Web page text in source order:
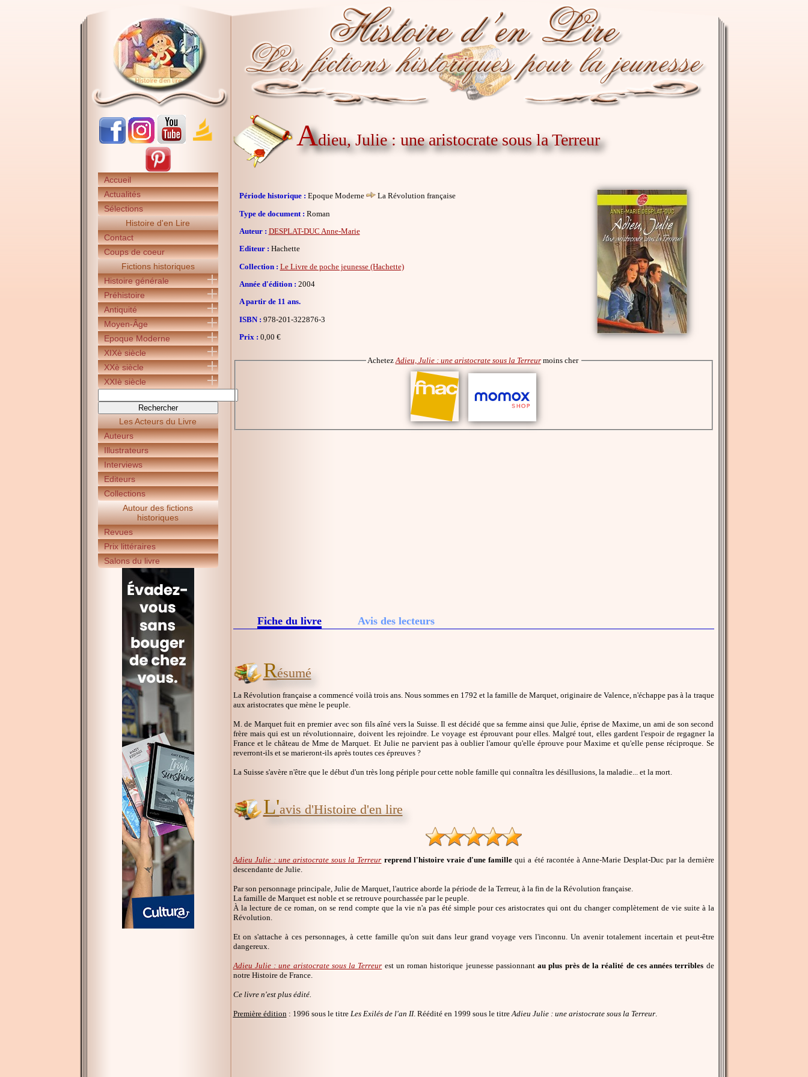
Accueil
Actualités
Sélections
Histoire d'en Lire
Contact
Coups de coeur
Fictions historiques
Histoire générale
Préhistoire
Antiquité
Moyen-Âge
Epoque Moderne
XIXè siècle
XXè siècle
XXIè siècle
Les Acteurs du Livre
Auteurs
Illustrateurs
Interviews
Editeurs
Collections
Autour des fictions
historiques
Revues
Prix littéraires
Salons du livre
Adieu, Julie : une aristocrate sous la Terreur
Période historique : Epoque Moderne
La Révolution française
Type de document : Roman
Auteur : DESPLAT-DUC Anne-Marie
Editeur : Hachette
Collection : Le Livre de poche jeunesse (Hachette)
Année d'édition : 2004
A partir de 11 ans.
ISBN : 978-201-322876-3
Prix : 0,00 €
AchetezAdieu, Julie : une aristocrate sous la Terreurmoins cher
Fiche du livre Avis des lecteurs
Résumé
La Révolution française a commencé voilà trois ans. Nous sommes en 1792 et la famille de Marquet, originaire de Valence, n'échappe pas à la traque
aux aristocrates que mène le peuple.
M. de Marquet fuit en premier avec son fils aîné vers la Suisse. Il est décidé que sa femme ainsi que Julie, éprise de Maxime, un ami de son second
frère mais qui est un révolutionnaire, doivent les rejoindre. Le voyage est éprouvant pour elles. Malgré tout, elles gardent l'espoir de regagner la
France et le château de Mme de Marquet. Et Julie ne parvient pas à oublier l'amour qu'elle éprouve pour Maxime et qu'elle pense réciproque. Se
reverront-ils et se marieront-ils après toutes ces épreuves ?
La Suisse s'avère n'être que le début d'un très long périple pour cette noble famille qui connaîtra les désillusions, la maladie... et la mort.
L'avis d'Histoire d'en lire
Adieu Julie : une aristocrate sous la Terreur reprend l'histoire vraie d'une famille qui a été racontée à Anne-Marie Desplat-Duc par la dernière
descendante de Julie.
Par son personnage principale, Julie de Marquet, l'autrice aborde la période de la Terreur, à la fin de la Révolution française.
La famille de Marquet est noble et se retrouve pourchassée par le peuple.
À la lecture de ce roman, on se rend compte que la vie n'a pas été simple pour ces aristocrates qui ont du changer complètement de vie suite à la
Révolution.
Et on s'attache à ces personnages, à cette famille qu'on suit dans leur grand voyage vers l'inconnu. Un avenir totalement incertain et peut-être
dangereux.
Adieu Julie : une aristocrate sous la Terreur est un roman historique jeunesse passionnant au plus près de la réalité de ces années terribles de
notre Histoire de France.
Ce livre n'est plus édité.
Première édition: 1996 sous le titre Les Exilés de l'an II. Réédité en 1999 sous le titreAdieu Julie : une aristocrate sous la Terreur.